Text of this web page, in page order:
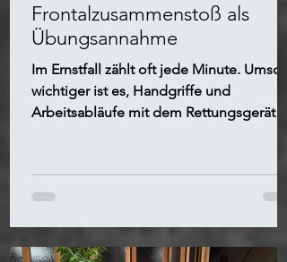
Frontalzusammenstoß als
Übungsannahme
Im Ernstfall zählt oft jede Minute. Umso
wichtiger ist es, Handgriffe und
Arbeitsabläufe mit dem Rettungsgerät